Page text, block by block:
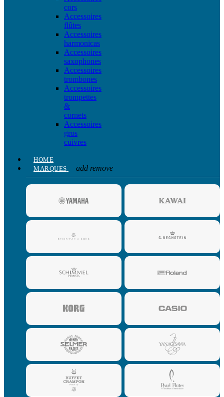
cors
Accessoires
flûtes
Accessoires
harmonicas
Accessoires
saxophones
Accessoires
trombones
Accessoires
trompettes
&
cornets
Accessoires
gros
cuivres
HOME
MARQUES
add remove